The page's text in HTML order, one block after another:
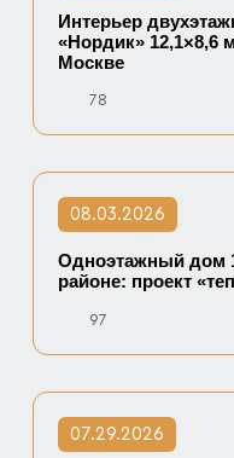
Интерьер
«Нордик» 12,1×8,6
Москве
78
08.03.2026
Одноэтажный дом
районе: проект
97
07.29.2026